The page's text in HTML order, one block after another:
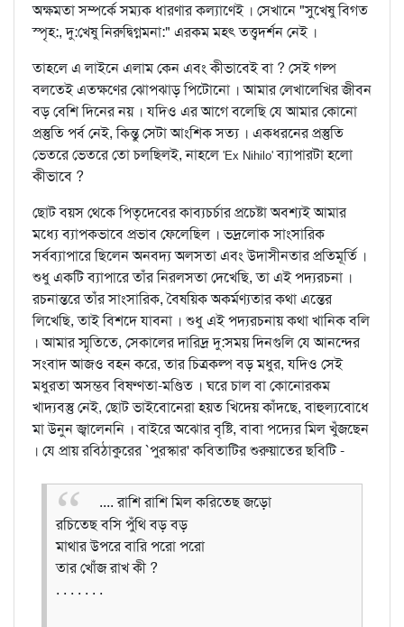
অক্ষমতা সম্পর্কে সম্যক ধারণার কল্যাণেই । সেখানে "সুখেষু বিগত
স্পৃহ:, দু:খেষু নিরুদ্বিগ্নমনা:" এরকম মহৎ তত্ত্বদর্শন নেই ।
তাহলে এ লাইনে এলাম কেন এবং কীভাবেই বা ? সেই গল্প
বলতেই এতক্ষণের ঝোপঝাড় পিটোনো । আমার লেখালেখির জীবন
বড় বেশি দিনের নয় । যদিও এর আগে বলেছি যে আমার কোনো
প্রস্তুতি পর্ব নেই, কিন্তু সেটা আংশিক সত্য । একধরনের প্রস্তুতি
ভেতরে ভেতরে তো চলছিলই, নাহলে 'Ex Nihilo'ব্যাপারটা হলো
কীভাবে ?
ছোট বয়স থেকে পিতৃদেবের কাব্যচর্চার প্রচেষ্টা অবশ্যই আমার
মধ্যে ব্যাপকভাবে প্রভাব ফেলেছিল । ভদ্রলোক সাংসারিক
সর্বব্যাপারে ছিলেন অনবদ্য অলসতা এবং উদাসীনতার প্রতিমূর্তি ।
শুধু একটি ব্যাপারে তাঁর নিরলসতা দেখেছি, তা এই পদ্যরচনা ।
রচনান্তরে তাঁর সাংসারিক, বৈষয়িক অকর্মণ্যতার কথা এন্তের
লিখেছি, তাই বিশদে যাবনা । শুধু এই পদ্যরচনায় কথা খানিক বলি
। আমার স্মৃতিতে, সেকালের দারিদ্র দু:সময় দিনগুলি যে আনন্দের
সংবাদ আজও বহন করে, তার চিত্রকল্প বড় মধুর, যদিও সেই
মধুরতা অসম্ভব বিষণ্ণতা-মণ্ডিত । ঘরে চাল বা কোনোরকম
খাদ্যবস্তু নেই, ছোট ভাইবোনেরা হয়ত খিদেয় কাঁদছে, বাহুল্যবোধে
মা উনুন জ্বালেননি । বাইরে অঝোর বৃষ্টি, বাবা পদ্যের মিল খুঁজছেন
। যে প্রায় রবিঠাকুরের `পুরস্কার' কবিতাটির শুরুয়াতের ছবিটি -
.... রাশি রাশি মিল করিতেছ জড়ো
রচিতেছ বসি পুঁথি বড় বড়
মাথার উপরে বারি পরো পরো
তার খোঁজ রাখ কী ?
. . . . . . .